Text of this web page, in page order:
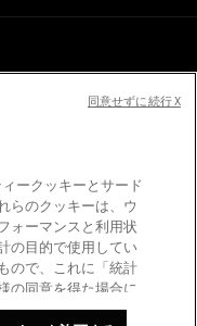
していますか？
Reserved.詳細情報
ークッキーとサード
らのクッキーは、ウ
ォーマンスと利用状
の目的で使用してい
ので、これに「統計
の同意を得た場合に
グの目的でもクッキ
同意せずに続行 X